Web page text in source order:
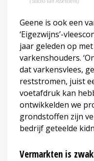
Geene is ook een
‘Eigezwijns’-
jaar geleden op
varkenshouders.
dat varkensvlees,
reststromen, juist
voetafdruk kan
ontwikkelden we
grondstoffen zijn
bedrijf geteelde
Vermarkten is